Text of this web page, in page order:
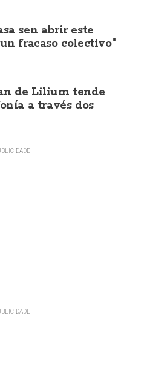
sen abrir este
fracaso colectivo"
de Lilium tende
a través dos